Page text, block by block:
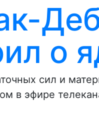
о
сил и
в эфире